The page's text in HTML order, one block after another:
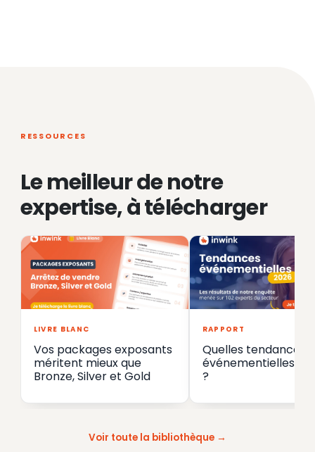
RESSOURCES
Le meilleur de notre
expertise, à télécharger
LIVRE BLANC
Vos packages exposants
méritent mieux que
Bronze, Silver et Gold
RAPPORT
Quelles tendances
événementielles en
?
Voir toute la bibliothèque